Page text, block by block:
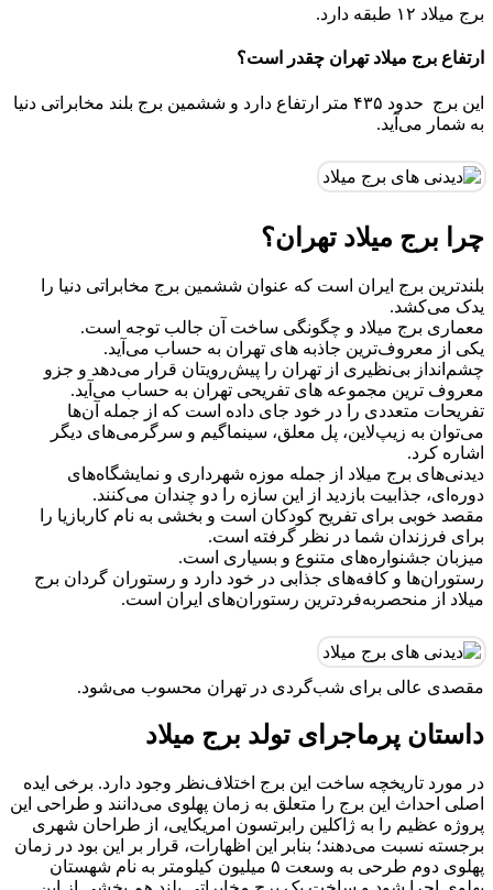
برج میلاد ۱۲ طبقه دارد.
ارتفاع برج میلاد تهران چقدر است؟
این برج حدود ۴۳۵ متر ارتفاع دارد و ششمین برج بلند مخابراتی دنیا
به شمار می‌آید.
چرا برج میلاد تهران؟
بلندترین برج ایران است که عنوان ششمین برج مخابراتی دنیا را
یدک می‌کشد.
معماری برج میلاد و چگونگی ساخت آن جالب توجه است.
یکی از معروف‌ترین جاذبه های تهران به حساب می‌آید.
چشم‌انداز بی‌نظیری از تهران را پیش‌رویتان قرار می‌دهد و جزو
معروف ترین مجموعه های تفریحی تهران به حساب می‌آید.
تفریحات متعددی را در خود جای داده است که از جمله آن‌ها
می‌توان به زیپ‌لاین، پل معلق، سینماگیم و سرگرمی‌های دیگر
اشاره کرد.
دیدنی‌های برج میلاد از جمله موزه شهرداری و نمایشگاه‌های
دوره‌ای، جذابیت بازدید از این سازه را دو چندان می‌کنند.
مقصد خوبی برای تفریح کودکان است و بخشی به نام کاربازیا را
برای فرزندان شما در نظر گرفته است.
میزبان جشنواره‌های متنوع و بسیاری است.
رستوران‌ها و کافه‌های جذابی در خود دارد و رستوران گردان برج
میلاد از منحصربه‌فردترین رستوران‌های ایران است.
مقصدی عالی برای شب‌گردی در تهران محسوب می‌شود.
داستان پرماجرای تولد برج میلاد
در مورد تاریخچه ساخت این برج اختلاف‌نظر وجود دارد. برخی ایده
اصلی احداث این برج را متعلق به زمان پهلوی می‌دانند و طراحی این
پروژه عظیم را به ژاکلین رابرتسون امریکایی، از طراحان شهری
برجسته نسبت می‌دهند؛ بنابر این اظهارات، قرار بر این بود در زمان
پهلوی دوم طرحی به وسعت ۵ میلیون کیلومتر به نام شهستان